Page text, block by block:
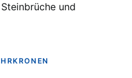
Steinbrüche und